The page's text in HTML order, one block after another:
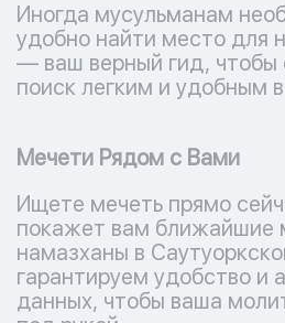
Иногда мусульманам
удобно найти место для
— ваш верный гид, чтобы
поиск легким и удобным
Мечети Рядом с Вами
Ищете мечеть прямо
покажет вам ближайшие
намазханы в
гарантируем удобство и
данных, чтобы ваша